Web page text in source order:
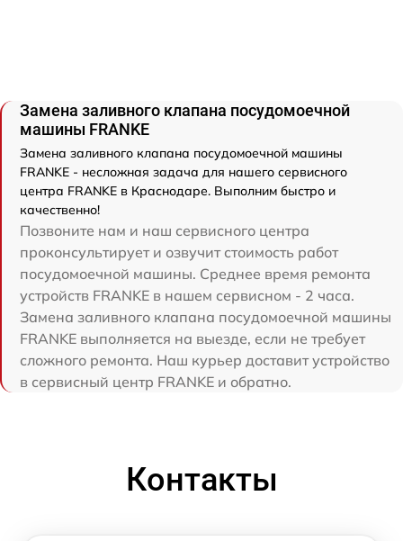
Замена заливного клапана посудомоечной
машины FRANKE
Замена заливного клапана посудомоечной машины
FRANKE - несложная задача для нашего сервисного
центра FRANKE в Краснодаре. Выполним быстро и
качественно!
Позвоните нам и наш сервисного центра
проконсультирует и озвучит стоимость работ
посудомоечной машины. Среднее время ремонта
устройств FRANKE в нашем сервисном - 2 часа.
Замена заливного клапана посудомоечной машины
FRANKE выполняется на выезде, если не требует
сложного ремонта. Наш курьер доставит устройство
в сервисный центр FRANKE и обратно.
Контакты